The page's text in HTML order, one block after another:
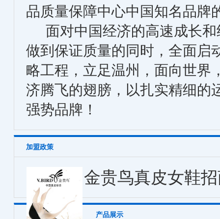
品质量保障中心中国知名品牌
面对中国经济的高速成长和
做到保证质量的同时，全面启
略工程，立足温州，面向世界
济腾飞的翅膀，以扎实精细的
强势品牌！
加盟政策
金贵鸟真皮女鞋
产品展示